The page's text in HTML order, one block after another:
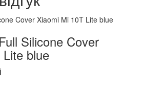
Silicone Cover
blue